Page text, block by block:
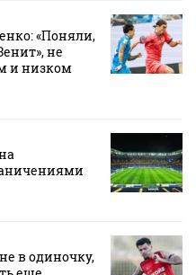
«Поняли,
не
и низком
в одиночку,